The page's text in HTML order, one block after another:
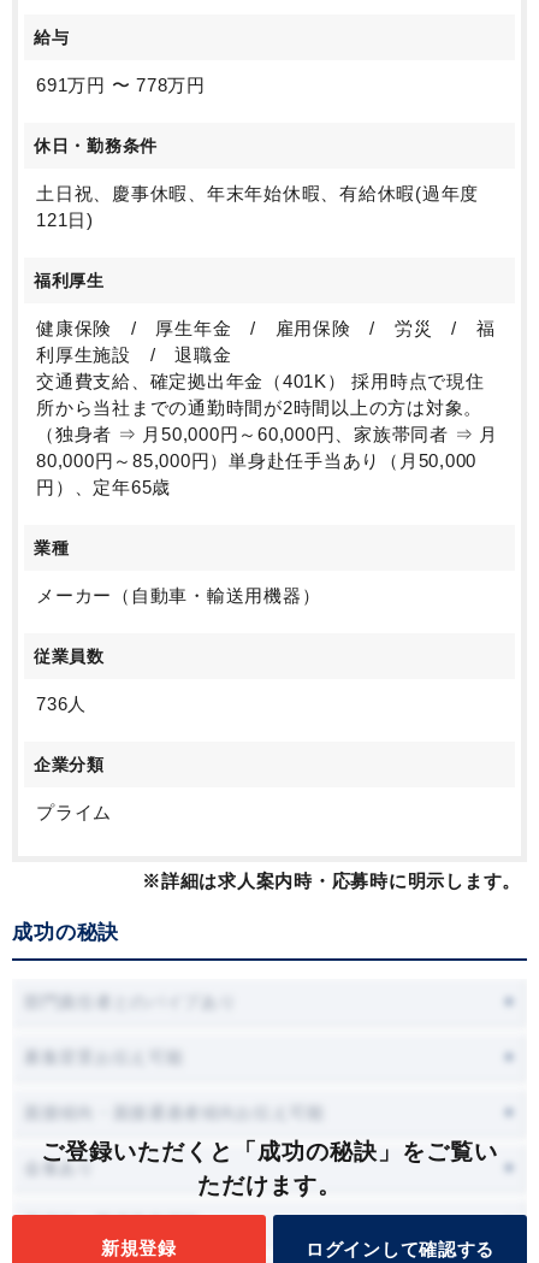
給与
691万円 〜 778万円
休日・勤務条件
土日祝、慶事休暇、年末年始休暇、有給休暇(過年度
121日)
福利厚生
健康保険 / 厚生年金 / 雇用保険 / 労災 / 福
利厚生施設 / 退職金
交通費支給、確定拠出年金（401K） 採用時点で現住
所から当社までの通勤時間が2時間以上の方は対象。
（独身者 ⇒ 月50,000円～60,000円、家族帯同者 ⇒ 月
80,000円～85,000円）単身赴任手当あり（月50,000
円）、定年65歳
業種
メーカー（自動車・輸送用機器）
従業員数
736人
企業分類
プライム
※詳細は求人案内時・応募時に明示します。
成功の秘訣
ご登録いただくと「成功の秘訣」をご覧い
ただけます。
新規登録 ログインして確認する
会食あり